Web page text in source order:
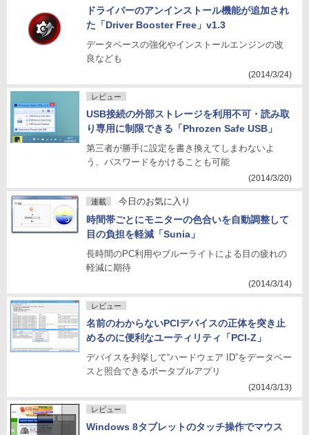
ドライバーのアンインストール機能が追加され
た「Driver Booster Free」v1.3
データベースの強化やインストールエンジンの改
良なども
(2014/3/24)
レビュー
USB接続の外部ストレージを利用不可・読み取
り専用に制限できる「Phrozen Safe USB」
第三者が勝手に設定を書き換えてしまわないよ
う、パスワードをかけることも可能
(2014/3/20)
連載 今日のお気に入り
時間帯ごとにモニターの色合いを自動調整して
目の負担を軽減「Sunia」
長時間のPC利用やブルーライトによる目の疲れの
軽減に期待
(2014/3/14)
レビュー
名前のわからないPCIデバイスの正体を突き止
めるのに便利なユーティリティ「PCI-Z」
デバイスを列挙して“ハードウェア ID”をデータベー
スと照合できるポータブルアプリ
(2014/3/13)
レビュー
Windows 8タブレットのタッチ操作でマウス